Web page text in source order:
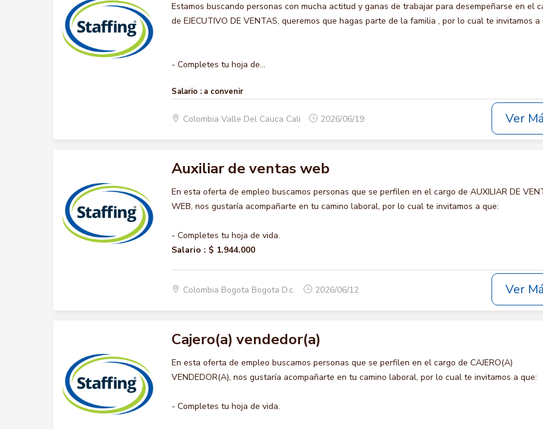
Estamos buscando personas con mucha actitud y ganas de trabajar para desempeñarse en el
de EJECUTIVO DE VENTAS, queremos que hagas parte de la familia , por lo cual te invitamos a
- Completes tu hoja de...
Salario : a convenir
Colombia Valle Del Cauca Cali 2026/06/19 Ver
Auxiliar de ventas web
En esta oferta de empleo buscamos personas que se perfilen en el cargo de AUXILIAR DE
WEB, nos gustaría acompañarte en tu camino laboral, por lo cual te invitamos a que:
- Completes tu hoja de vida.
Salario : $ 1.944.000
Colombia Bogota Bogota D.c. 2026/06/12 Ver
Cajero(a) vendedor(a)
En esta oferta de empleo buscamos personas que se perfilen en el cargo de CAJERO(A)
VENDEDOR(A), nos gustaría acompañarte en tu camino laboral, por lo cual te invitamos a que:
- Completes tu hoja de vida.